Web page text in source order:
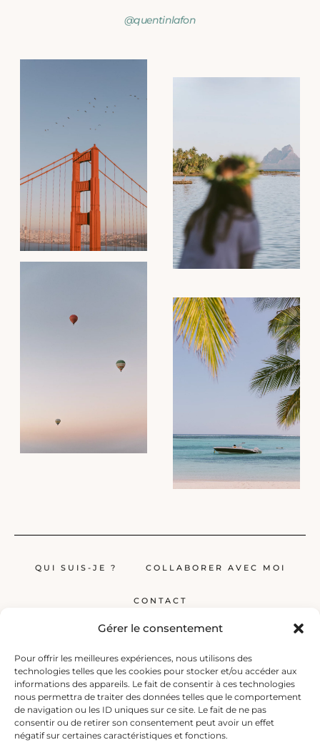
Gérer le consentement
Pour offrir les meilleures expériences, nous utilisons des
technologies telles que les cookies pour stocker et/ou accéder aux
informations des appareils. Le fait de consentir à ces technologies
nous permettra de traiter des données telles que le comportement
de navigation ou les ID uniques sur ce site. Le fait de ne pas
consentir ou de retirer son consentement peut avoir un effet
négatif sur certaines caractéristiques et fonctions.
@quentinlafon
QUI SUIS-JE ? COLLABORER AVEC MOI
CONTACT
Globerêveur, le blog pour les passionnés de voyage, propose des récits
inspirants, des guides et des conseils pratiques pour planifier vos
prochaines escapades, qu’elles soient lointaines ou à deux pas de chez